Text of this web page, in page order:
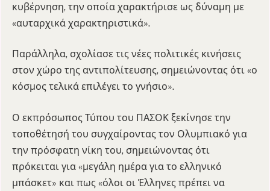
κυβέρνηση, την οποία χαρακτήρισε ως δύναμη με
«αυταρχικά χαρακτηριστικά».
Παράλληλα, σχολίασε τις νέες πολιτικές κινήσεις
στον χώρο της αντιπολίτευσης, σημειώνοντας ότι «ο
κόσμος τελικά επιλέγει το γνήσιο».
Ο εκπρόσωπος Τύπου του ΠΑΣΟΚ ξεκίνησε την
τοποθέτησή του συγχαίροντας τον Ολυμπιακό για
την πρόσφατη νίκη του, σημειώνοντας ότι
πρόκειται για «μεγάλη ημέρα για το ελληνικό
μπάσκετ» και πως «όλοι οι Έλληνες πρέπει να